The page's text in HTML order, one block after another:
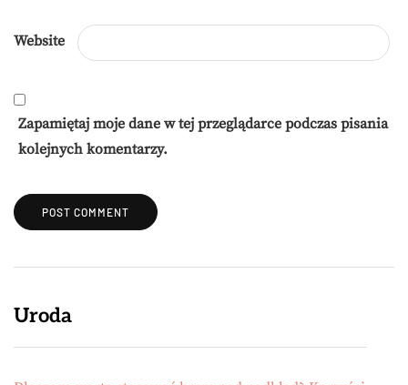
Website
Zapamiętaj moje dane w tej przeglądarce podczas pisania
kolejnych komentarzy.
Uroda